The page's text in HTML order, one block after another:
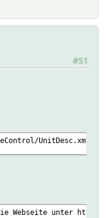
#51
UnitDesc.xml
unter http://